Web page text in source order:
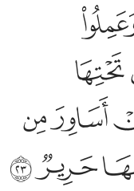
تجري من تحتها
جَنَّـٰتٍۢ تَجْرِى مِن
ﳆ
ﳋﳌ
ﳒﳓ